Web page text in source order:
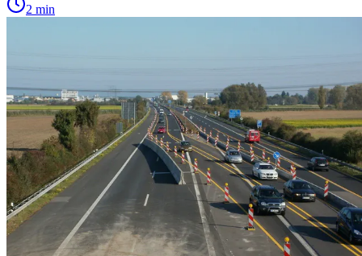
2 min